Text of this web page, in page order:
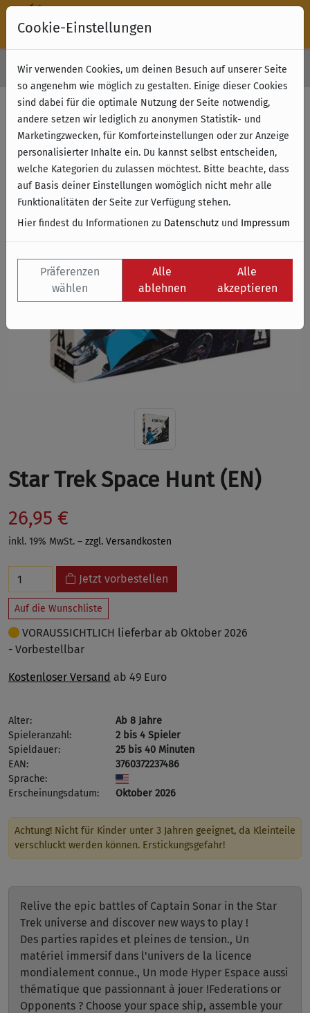
Kostenloser Versand & Retoure ab 49 € (innerhalb Deutschlands)
Star Trek Space Hunt (EN)
26,95 €
inkl. 19% MwSt. – zzgl. Versandkosten
Jetzt vorbestellen
Auf die Wunschliste
VORAUSSICHTLICH lieferbar ab Oktober 2026
- Vorbestellbar
Kostenloser Versand ab 49 Euro
Alter:
Ab 8 Jahre
Spieleranzahl:
2 bis 4 Spieler
Spieldauer:
25 bis 40 Minuten
EAN:
3760372237486
Sprache:
Erscheinungsdatum:
Oktober 2026
Achtung! Nicht für Kinder unter 3 Jahren geeignet, da Kleinteile
verschluckt werden können. Erstickungsgefahr!
Relive the epic battles of Captain Sonar in the Star
Trek universe and discover new ways to play !
Des parties rapides et pleines de tension., Un
matériel immersif dans l'univers de la licence
mondialement connue., Un mode Hyper Espace aussi
thématique que passionnant à jouer !Federations or
Opponents ? Choose your space ship, assemble your
Cookie-Einstellungen
Wir verwenden Cookies, um deinen Besuch auf unserer Seite
so angenehm wie möglich zu gestalten. Einige dieser Cookies
sind dabei für die optimale Nutzung der Seite notwendig,
andere setzen wir lediglich zu anonymen Statistik- und
Marketingzwecken, für Komforteinstellungen oder zur Anzeige
personalisierter Inhalte ein. Du kannst selbst entscheiden,
welche Kategorien du zulassen möchtest. Bitte beachte, dass
auf Basis deiner Einstellungen womöglich nicht mehr alle
Funktionalitäten der Seite zur Verfügung stehen.
Hier findest du Informationen zu Datenschutz und Impressum
Präferenzen
wählen
Alle
ablehnen
Alle
akzeptieren